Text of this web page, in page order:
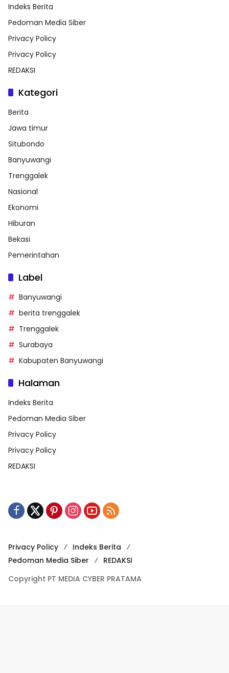
Indeks Berita
Pedoman Media Siber
Privacy Policy
Privacy Policy
REDAKSI
Kategori
Berita
Jawa timur
Situbondo
Banyuwangi
Trenggalek
Nasional
Ekonomi
Hiburan
Bekasi
Pemerintahan
Label
Banyuwangi
berita trenggalek
Trenggalek
Surabaya
Kabupaten Banyuwangi
Halaman
Indeks Berita
Pedoman Media Siber
Privacy Policy
Privacy Policy
REDAKSI
Privacy Policy
Indeks Berita
Pedoman Media Siber
REDAKSI
Copyright PT MEDIA CYBER PRATAMA